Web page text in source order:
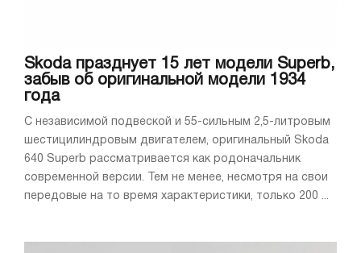
Skoda празднует 15 лет модели Superb,
забыв об оригинальной модели 1934
года
С независимой подвеской и 55-сильным 2,5-литровым
шестицилиндровым двигателем, оригинальный Skoda
640 Superb рассматривается как родоначальник
современной версии. Тем не менее, несмотря на свои
передовые на то время характеристики, только 200 ...